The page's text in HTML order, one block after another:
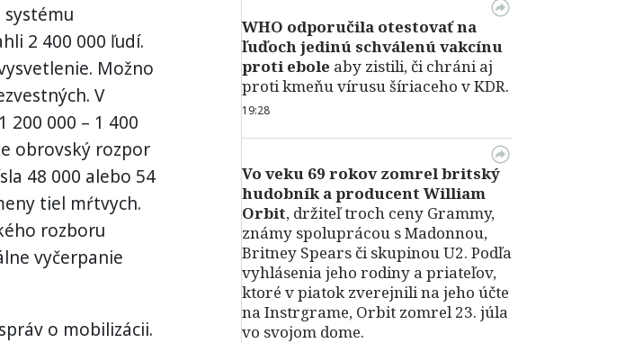
2 400 000 ľudí.
Možno
V
000 – 1 400
obrovský rozpor
48 000 alebo 54
tiel mŕtvych.
rozboru
vyčerpanie
o mobilizácii.
WHO odporučila otestovať na
ľuďoch jedinú schválenú vakcínu
proti ebole aby zistili, či chráni aj
proti kmeňu vírusu šíriaceho v KDR.
19:28
Vo veku 69 rokov zomrel britský
hudobník a producent William
Orbit, držiteľ troch ceny Grammy,
známy spoluprácou s Madonnou,
Britney Spears či skupinou U2. Podľa
vyhlásenia jeho rodiny a priateľov,
ktoré v piatok zverejnili na jeho účte
na Instrgrame, Orbit zomrel 23. júla
vo svojom dome.